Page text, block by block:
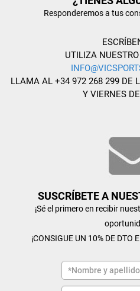
Responderemos a tus
UTILIZA
LLAMA AL +34 972 268 299 DE
Y VIERNES
SUSCRÍBETE A
¡Sé el primero en recibir
¡CONSIGUE UN 10% DE DTO